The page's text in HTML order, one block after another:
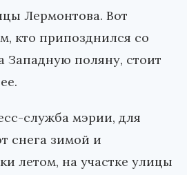
Лермонтова. Вот
кто припозднился со
Западную поляну, стоит
служба мэрии, для
снега зимой и
летом, на участке улицы